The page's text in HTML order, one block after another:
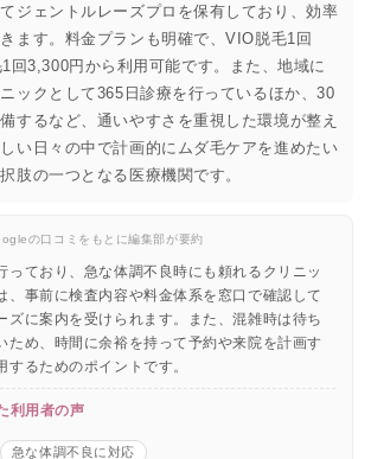
ジェントルレーズプロを保有しており、効率
ます。料金プランも明確で、VIO脱毛1回
回3,300円から利用可能です。また、地域に
ックとして365日診療を行っているほか、30
するなど、通いやすさを重視した環境が整え
い日々の中で計画的にムダ毛ケアを進めたい
肢の一つとなる医療機関です。
の口コミをもとに編集部が要約
っており、急な体調不良時にも頼れるクリニッ
、事前に検査内容や料金体系を窓口で確認して
ズに案内を受けられます。また、混雑時は待ち
ため、時間に余裕を持って予約や来院を計画す
するためのポイントです。
利用者の声
急な体調不良に対応